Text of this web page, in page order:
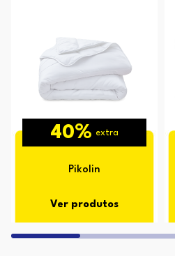
40% extra
Pikolin
Ver produtos